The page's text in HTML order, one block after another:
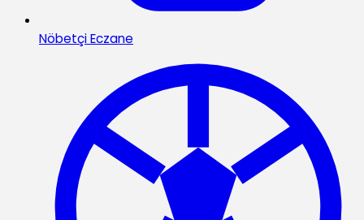
Nöbetçi Eczane